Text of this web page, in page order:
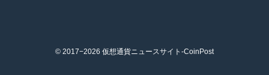
© 2017−2026 仮想通貨ニュースサイト-CoinPost